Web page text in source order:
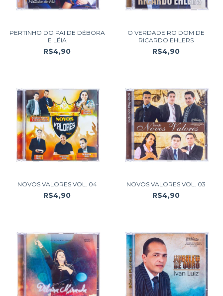
PERTINHO DO PAI DE DÉBORA
E LÉIA
R$4,90
O VERDADEIRO DOM DE
RICARDO EHLERS
R$4,90
NOVOS VALORES VOL. 04
R$4,90
NOVOS VALORES VOL. 03
R$4,90